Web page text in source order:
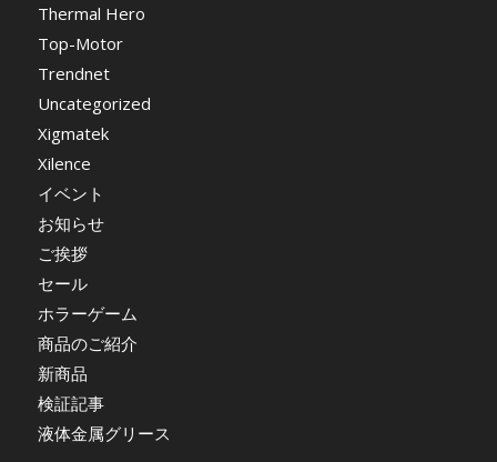
Thermal Hero
Top-Motor
Trendnet
Uncategorized
Xigmatek
Xilence
イベント
お知らせ
ご挨拶
セール
ホラーゲーム
商品のご紹介
新商品
検証記事
液体金属グリース